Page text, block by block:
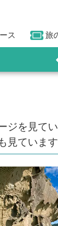
ス 旅
ジを見て
見ています